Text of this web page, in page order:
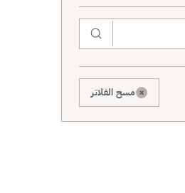
× مسح الفلاتر